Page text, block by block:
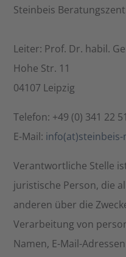
Steinbeis
Leiter: Prof. Dr. habil.
Hohe Str. 11
04107 Leipzig
Telefon: +49 (0) 341 22
E-Mail:
Verantwortliche Stelle
juristische Person, die
anderen über die
Verarbeitung von
Namen, E-Mail-